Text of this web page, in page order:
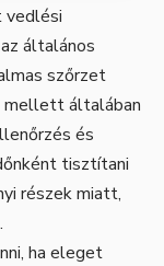
vedlési
általános
szőrzet
mellett általában
és
tisztítani
részek miatt,
ha eleget